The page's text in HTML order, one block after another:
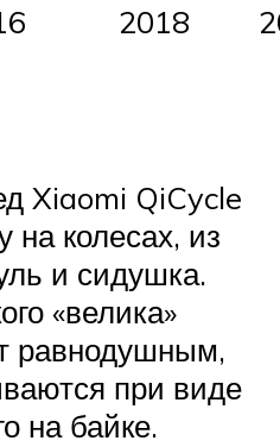
2018
Xiaomi QiCycle
на колесах, из
и сидушка.
«велика»
равнодушным,
при виде
на байке.